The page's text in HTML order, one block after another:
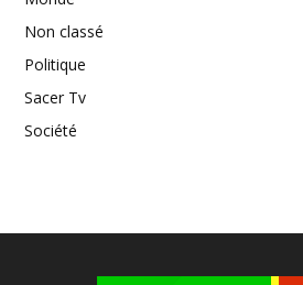
Non classé
Politique
Sacer Tv
Société